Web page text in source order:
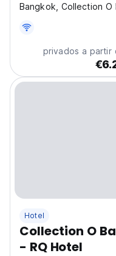
Bangkok, Collection O
Bangkok National
Temple of the
lounge,...privados a partir
Hotel
Collection O
- RQ Hotel